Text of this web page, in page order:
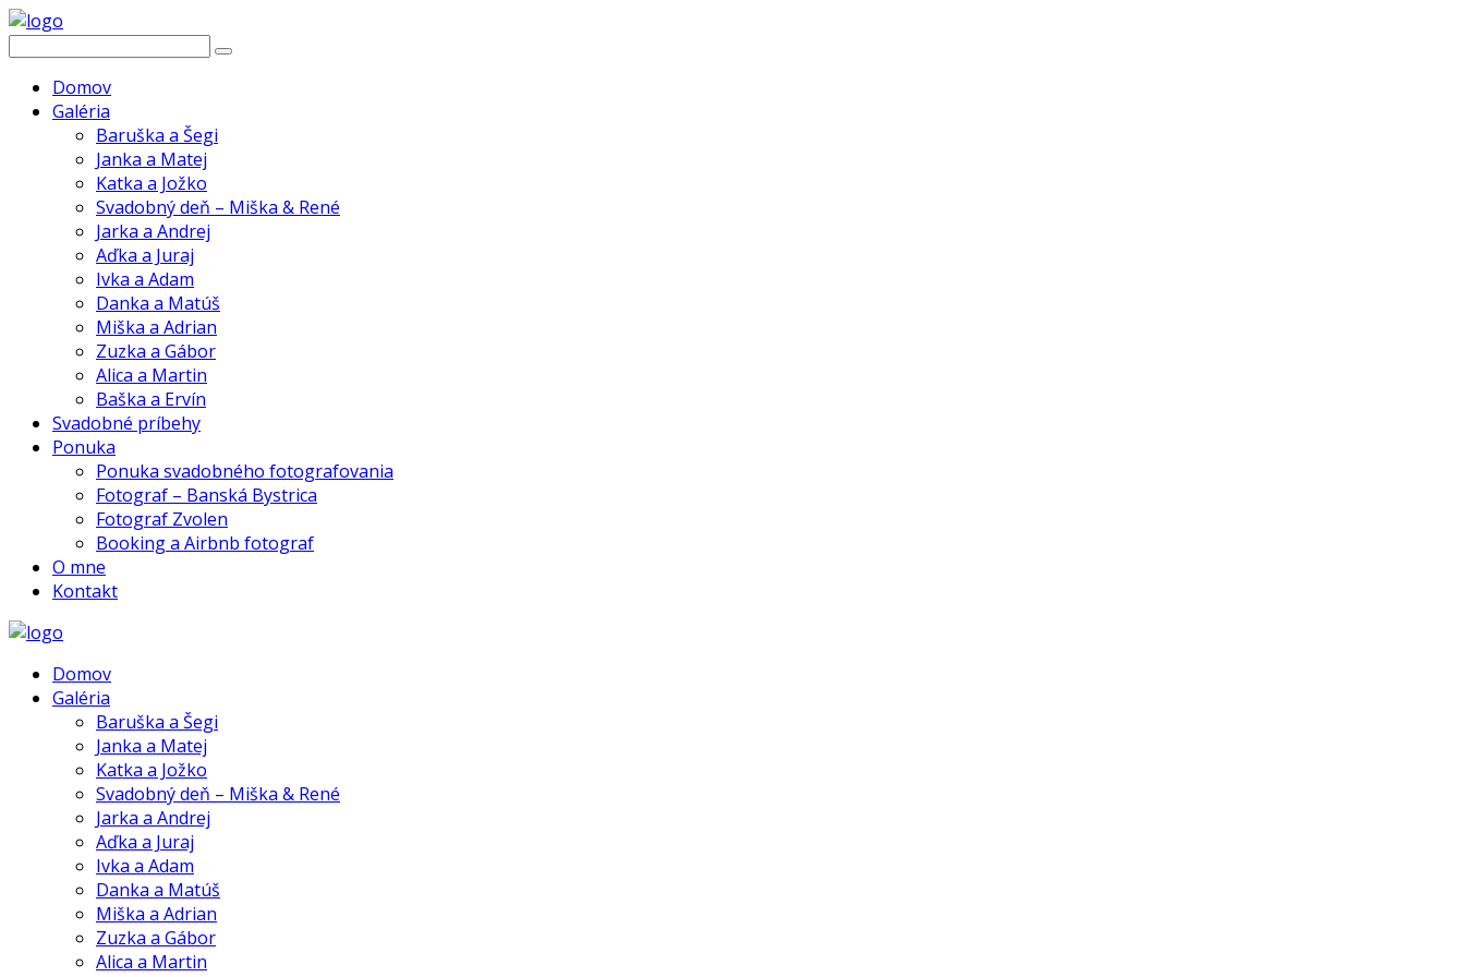
Domov
Galéria
Baruška a Šegi
Janka a Matej
Katka a Jožko
Svadobný deň – Miška & René
Jarka a Andrej
Aďka a Juraj
Ivka a Adam
Danka a Matúš
Miška a Adrian
Zuzka a Gábor
Alica a Martin
Baška a Ervín
Svadobné príbehy
Ponuka
Ponuka svadobného fotografovania
Fotograf – Banská Bystrica
Fotograf Zvolen
Booking a Airbnb fotograf
O mne
Kontakt
Domov
Galéria
Baruška a Šegi
Janka a Matej
Katka a Jožko
Svadobný deň – Miška & René
Jarka a Andrej
Aďka a Juraj
Ivka a Adam
Danka a Matúš
Miška a Adrian
Zuzka a Gábor
Alica a Martin